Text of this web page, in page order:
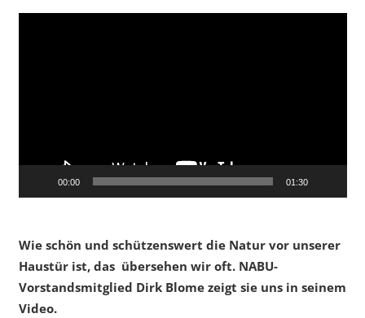
00:00 01:30
Wie schön und schützenswert die Natur vor unserer
Haustür ist, das übersehen wir oft. NABU-
Vorstandsmitglied Dirk Blome zeigt sie uns in seinem
Video.